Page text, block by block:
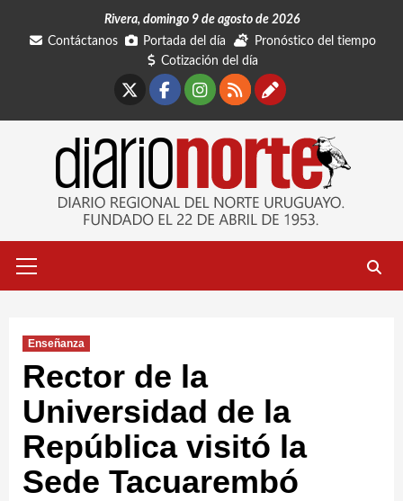
Rivera, domingo 9 de agosto de 2026
Contáctanos
Portada del día
Pronóstico del tiempo
Cotización del día
Facebook
Instagram
RSSContáctanos
primario
Enseñanza
Rector de la
Universidad de la
República visitó la
Sede Tacuarembó